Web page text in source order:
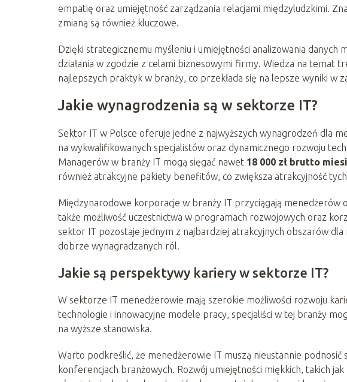
empatię oraz umiejętność zarządzania relacjami międzyludzkimi.
zmianą są również kluczowe.
Dzięki strategicznemu myśleniu i umiejętności analizowania
działania w zgodzie z celami biznesowymi firmy. Wiedza na temat
najlepszych praktyk w branży, co przekłada się na lepsze wyniki w
Jakie wynagrodzenia są w sektorze IT?
Sektor IT w Polsce oferuje jedne z najwyższych wynagrodzeń dla
na wykwalifikowanych specjalistów oraz dynamicznego rozwoju
Managerów w branży IT mogą sięgać nawet 18 000 zł brutto
również atrakcyjne pakiety benefitów, co zwiększa atrakcyjność tych
Międzynarodowe korporacje w branży IT przyciągają menedżerów
także możliwość uczestnictwa w programach rozwojowych oraz
sektor IT pozostaje jednym z najbardziej atrakcyjnych obszarów
dobrze wynagradzanych ról.
Jakie są perspektywy kariery w sektorze IT?
W sektorze IT menedżerowie mają szerokie możliwości rozwoju
technologie i innowacyjne modele pracy, specjaliści w tej branży
na wyższe stanowiska.
Warto podkreślić, że menedżerowie IT muszą nieustannie podnosić
konferencjach branżowych. Rozwój umiejętności miękkich, takich